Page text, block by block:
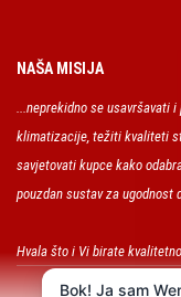
NAŠA MISIJA
...neprekidno se
klimatizacije, težiti kvaliteti
savjetovati kupce kako
pouzdan sustav za ugodnost
Hvala što i Vi birate